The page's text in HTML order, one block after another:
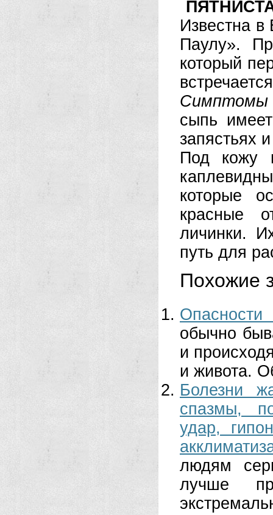
Известна
Паулу».
который
Симптомы
сыпь
запястьях
Под кожу
которые
красные
личинки.
путь для
Похожие
Опасности
обычно
и
и живота.
Болезни
спазмы,
удар,
людям
лучше